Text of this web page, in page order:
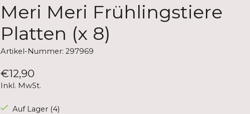
Meri Meri Frühlingstiere
Platten (x 8)
Artikel-Nummer: 297969
€12,90
Inkl. MwSt.
Auf Lager (4)